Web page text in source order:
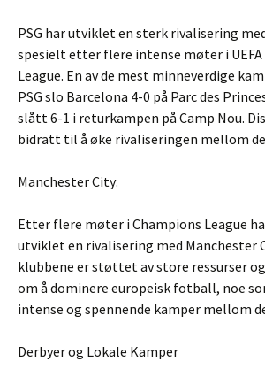
PSG har utviklet en sterk rivalisering
spesielt etter flere intense møter i UEFA
League. En av de mest minneverdige
PSG slo Barcelona 4-0 på Parc des
slått 6-1 i returkampen på Camp Nou.
bidratt til å øke rivaliseringen mellom
Manchester City:
Etter flere møter i Champions League
utviklet en rivalisering med Manchester
klubbene er støttet av store ressurser
om å dominere europeisk fotball, noe
intense og spennende kamper mellom
Derbyer og Lokale Kamper